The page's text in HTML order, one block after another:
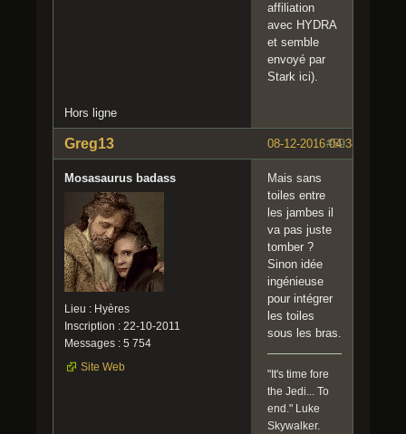
affiliation
avec HYDRA
et semble
envoyé par
Stark ici).
Hors ligne
#59
08-12-2016 04:38:41
Greg13
Mosasaurus badass
Lieu : Hyères
Inscription : 22-10-2011
Messages : 5 754
Site Web
Mais sans
toiles entre
les jambes il
va pas juste
tomber ?
Sinon idée
ingénieuse
pour intégrer
les toiles
sous les bras.
"It's time fore
the Jedi... To
end." Luke
Skywalker.